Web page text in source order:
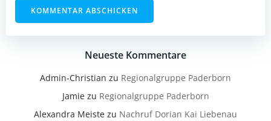
Neueste Kommentare
Admin-Christian zu Regionalgruppe Paderborn
Jamiezu Regionalgruppe Paderborn
Alexandra Meiste zu Nachruf Dorian Kai Liebenau